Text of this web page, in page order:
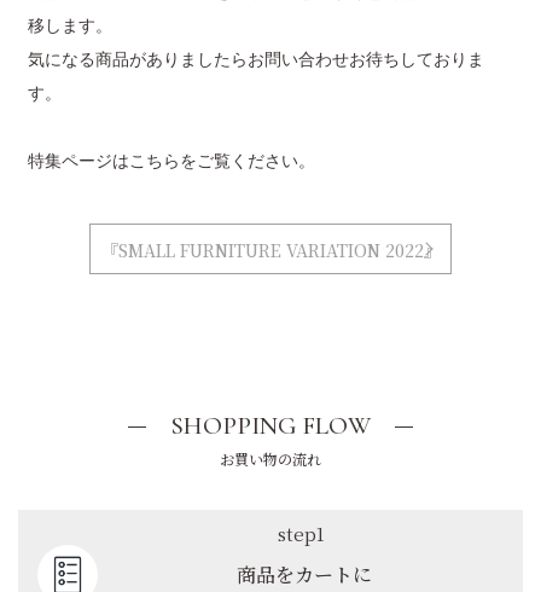
移します。
気になる商品がありましたらお問い合わせお待ちしておりま
す。
特集ページはこちらをご覧ください。
『SMALL FURNITURE VARIATION 2022』
SHOPPING FLOW
お買い物の流れ
step1
商品をカートに